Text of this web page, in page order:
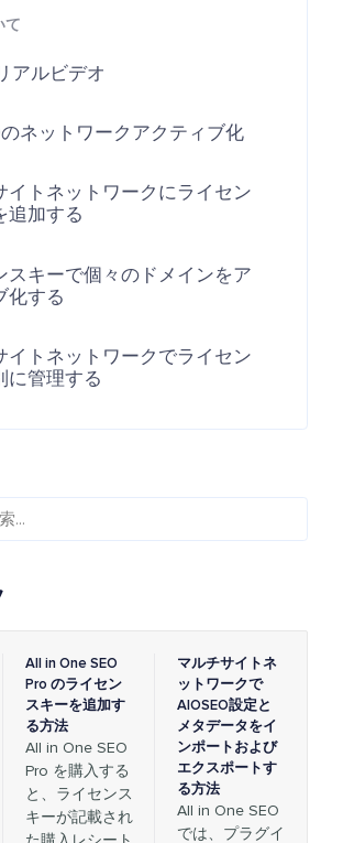
て
アルビデオ
のネットワークアクティブ化
イトネットワークにライセン
追加する
スキーで個々のドメインをア
化する
イトネットワークでライセン
に管理する
All in One SEO
Pro のライセン
スキーを追加す
る方法
All in One SEO
Pro を購入する
と、ライセンス
キーが記載され
マルチサイトネ
ットワークで
AIOSEO設定と
メタデータをイ
ンポートおよび
エクスポートす
る方法
All in One SEO
では、プラグイ